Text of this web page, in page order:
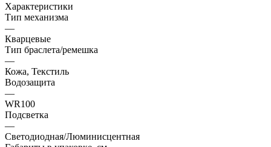
Характеристики
Тип механизма
—
Кварцевые
Тип браслета/ремешка
—
Кожа, Текстиль
Водозащита
—
WR100
Подсветка
—
Светодиодная/Люминисцентная